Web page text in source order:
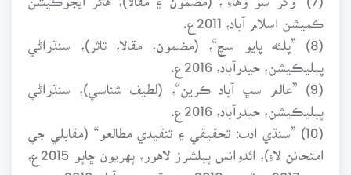
ڪميشن اسلام آباد، 2011ع.
(8) ”پلئه پايو سچ“، (مضمون، مقالا، تاثر)، سنڌراڻي
پبليڪيشن، حيدرآباد، 2016ع.
(9) ”عالم سڀ آباد ڪرين“، (لطيف شناسي)، سنڌراڻي
پبليڪيشن، حيدرآباد، 2016ع.
(10) ”سنڌي ادب: تحقيقي ۽ تنقيدي مطالعو“ (مقابلي جي